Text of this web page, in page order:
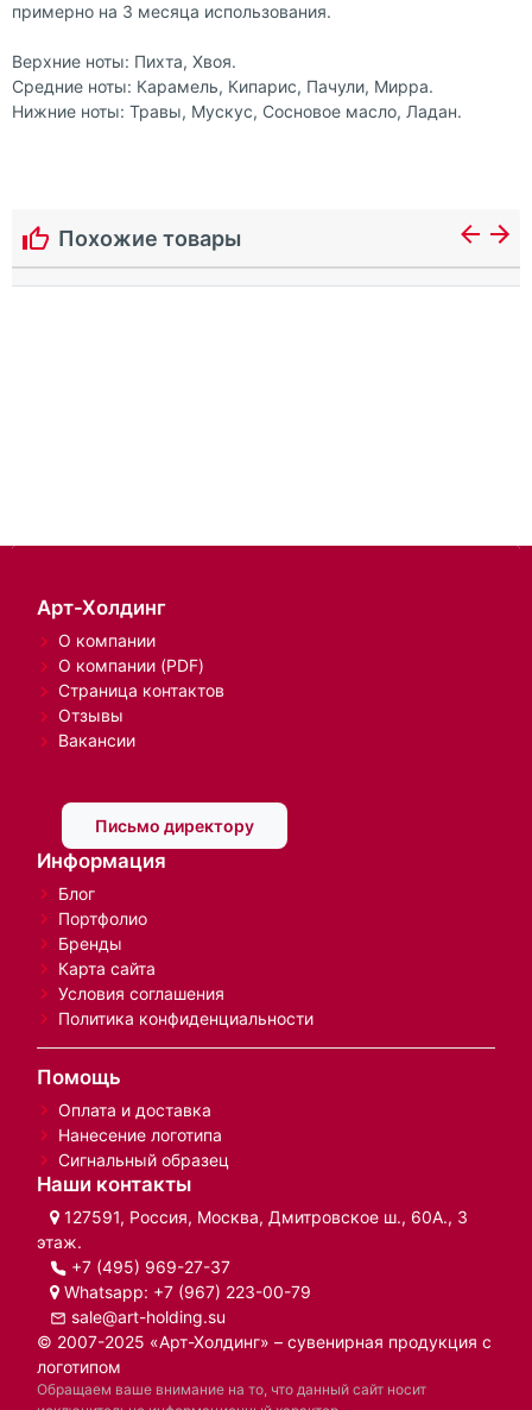
примерно на 3 месяца использования.
Верхние ноты: Пихта, Хвоя.
Средние ноты: Карамель, Кипарис, Пачули, Мирра.
Нижние ноты: Травы, Мускус, Сосновое масло, Ладан.
Похожие товары
Арт-Холдинг
О компании
О компании (PDF)
Страница контактов
Отзывы
Вакансии
Письмо директору
Информация
Блог
Портфолио
Бренды
Карта сайта
Условия соглашения
Политика конфиденциальности
Помощь
Оплата и доставка
Нанесение логотипа
Сигнальный образец
Наши контакты
127591, Россия, Москва, Дмитровское ш., 60А., 3
этаж.
+7 (495) 969-27-37
Whatsapp: +7 (967) 223-00-79
sale@art-holding.su
© 2007-2025 «Арт-Холдинг» – сувенирная продукция с
логотипом
Обращаем ваше внимание на то, что данный сайт носит